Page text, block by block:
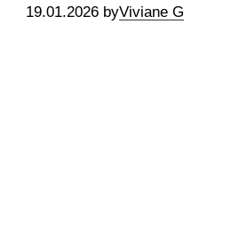
19.01.2026 byViviane G